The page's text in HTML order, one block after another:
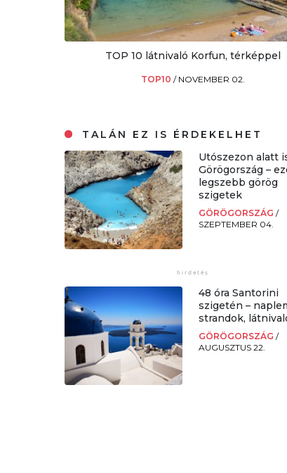
TOP 10 látnivaló Korfun, térképpel
TOP10/ NOVEMBER 02.
TALÁN EZ IS ÉRDEKELHET
Utószezon alatt
Görögország –
legszebb görög
szigetek
GÖRÖGORSZÁG/
SZEPTEMBER 04.
48 óra Santorini
szigetén –
strandok,
GÖRÖGORSZÁG/
AUGUSZTUS 22.